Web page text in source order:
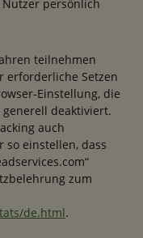
persönlich
teilnehmen
erforderliche Setzen
Einstellung, die
generell deaktiviert.
auch
so einstellen, dass
zum
de.html.